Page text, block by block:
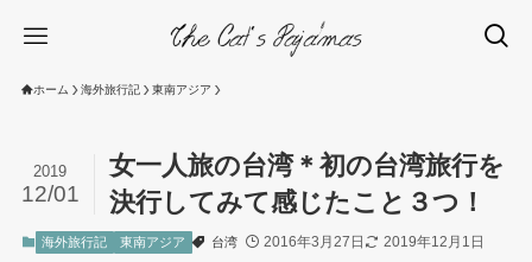
ホーム 海外旅行記 東南アジア
女一人旅の台湾＊初の台湾旅行を
決行してみて感じたこと３つ！
2019
12/01
海外旅行記 東南アジア 台湾 2016年3月27日 2019年12月1日